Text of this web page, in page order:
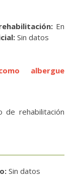
En
Sin datos
albergue
de rehabilitación
Sin datos